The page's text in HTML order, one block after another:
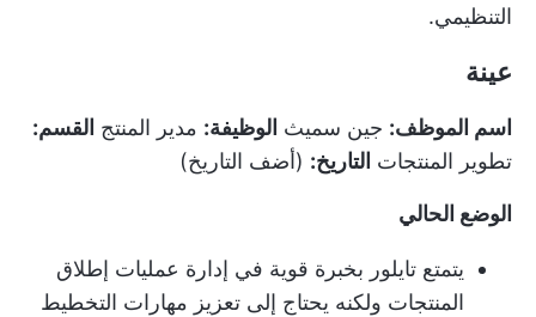
التنظيمي.
عينة
اسم الموظف: جين سميث الوظيفة: مدير المنتج القسم:
تطوير المنتجات التاريخ: (أضف التاريخ)
الوضع الحالي
يتمتع تايلور بخبرة قوية في إدارة عمليات إطلاق
المنتجات ولكنه يحتاج إلى تعزيز مهارات التخطيط